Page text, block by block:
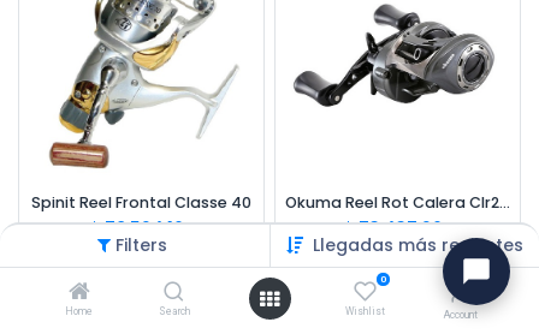
Filters Llegadas más recientes
Home Search
0
Wishlist Account
Spinit Reel Frontal Classe 40
$78.524,16
Okuma Reel Rot Calera Clr266va 8ru
$73.437,26